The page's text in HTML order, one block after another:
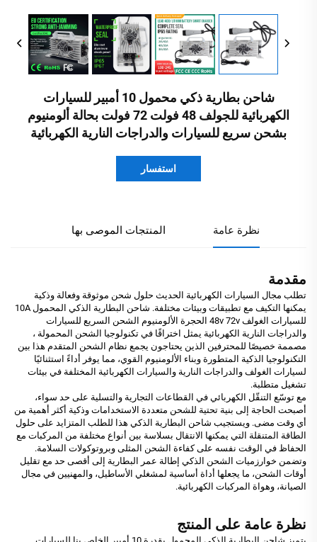
شاحن بطارية ذكي محمول 10 أمبير للسيارات
الكهربائية للجولف 48 فولت 72 فولت بحالة ألومنيوم
بشحن سريع للسيارات والدراجات النارية الكهربائية
استفسار
نظرة عامة المنتجات الموصى بها
مقدمة
تطلب مجال السيارات الكهربائية الحديث حلول شحن موثوقة وفعالة وذكية
يمكنها التكيف مع تطبيقات وبيئات مختلفة. شاحن البطارية الذكي المحمول 10A
للسيارات الغولف 48v 72v الحجرة الألومنيوم الشحن السريع للسيارات
والدراجات النارية الكهربائية يمثل اختراقًا في تكنولوجيا الشحن المحمولة ،
مصممة خصيصًا للمحترفين الذين يحتاجون يجمع نظام الشحن المتقدم هذا بين
التكنولوجيا الذكية المتطورة وبناء الألومنيوم القوي، مما يوفر أداءً استثنائيًا
لسيارات الغولف والدراجات النارية والسيارات الكهربائية المختلفة في بيئات
تشغيل متطلبة.
مع توسّع التنقّل الكهربائي في القطاعات التجارية والتسلية على حد سواء،
أصبحت الحاجة إلى بنية تحتية للشحن متعددة الاستخدامات وذكية أكثر أهمية من
أي وقت مضى. ويستجيب شاحن البطارية الذكي هذا للطلب المتزايد على حلول
الطاقة المتنقلة التي يمكنها الانتقال بسلاسة بين أنواع مختلفة من المركبات مع
الحفاظ في الوقت نفسه على كفاءة الشحن المثلى وبروتوكولات السلامة.
وتضمن خوارزميات الشحن الذكي إطالة عمر البطارية إلى أقصى حد مع تقليل
أوقات الشحن، ما يجعلها أداة أساسية لمشغلي الأساطيل، والمهنيين في مجال
الصيانة، وهواة المركبات الكهربائية.
نظرة عامة على المنتج